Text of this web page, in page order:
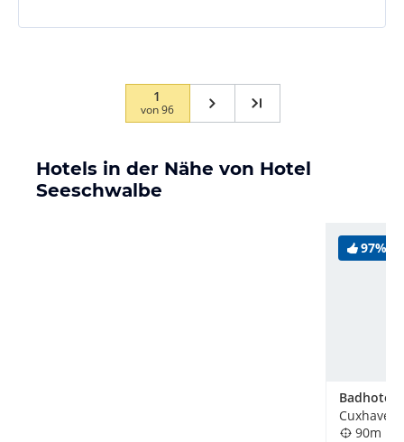
1
von96
Hotels in der Nähe von Hotel
Seeschwalbe
97%
90m